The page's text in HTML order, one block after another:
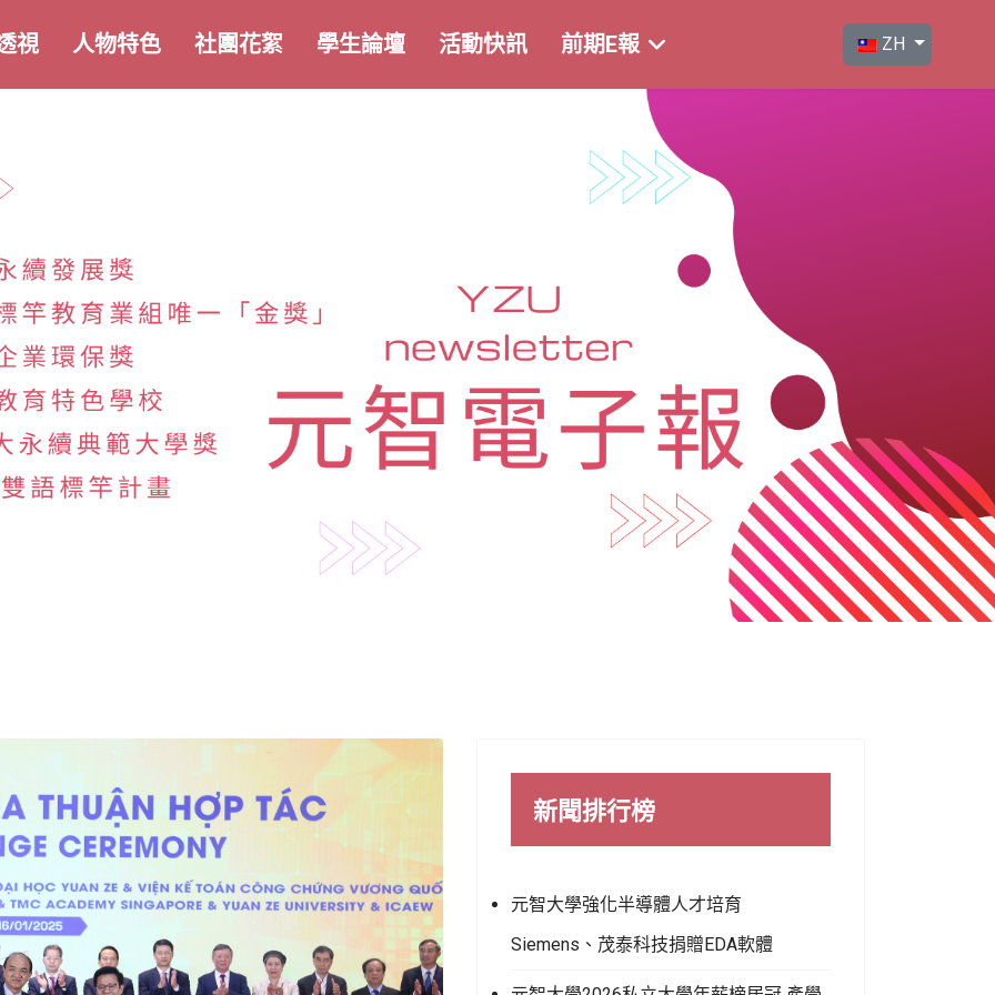
視 人物特色 社團花絮 學生論壇 活動快訊 前期E報 選擇你的語言
ZH
新聞排行榜
元智大學強化半導體人才培育
Siemens、茂泰科技捐贈EDA軟體